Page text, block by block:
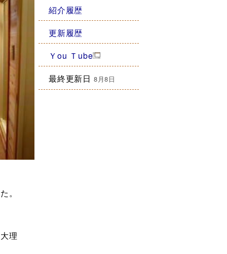
。
理
紹介履歴
更新履歴
Ｙou Ｔube
最終更新日 8月8日